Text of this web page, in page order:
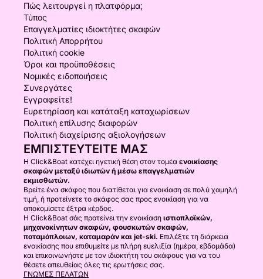
Πώς λειτουργεί η πλατφόρμα;
Τύπος
Επαγγελματίες ιδιοκτήτες σκαφών
Πολιτική Απορρήτου
Πολιτική cookie
Όροι και προϋποθέσεις
Νομικές ειδοποιήσεις
Συνεργάτες
Εγγραφείτε!
Ευρετηρίαση και κατάταξη καταχωρίσεων
Πολιτική επίλυσης διαφορών
Πολιτική διαχείρισης αξιολογήσεων
ΕΜΠΙΣΤΕΥΤΕΊΤΕ ΜΑΣ
Η Click&Boat κατέχει ηγετική θέση στον τομέα ενοικίασης
σκαφών μεταξύ ιδιωτών ή μέσω επαγγελματιών
εκμισθωτών.
Βρείτε ένα σκάφος που διατίθεται για ενοικίαση σε πολύ χαμηλή
τιμή, ή προτείνετε το σκάφος σας προς ενοικίαση για να
αποκομίσετε έξτρα κέρδος.
Η Click&Boat σάς προτείνει την ενοικίαση ιστιοπλοϊκών,
μηχανοκίνητων σκαφών, φουσκωτών σκαφών,
ποταμόπλοιων, καταμαράν και jet-ski. Επιλέξτε τη διάρκεια
ενοικίασης που επιθυμείτε με πλήρη ευελιξία (ημέρα, εβδομάδα)
και επικοινωνήστε με τον ιδιοκτήτη του σκάφους για να του
θέσετε απευθείας όλες τις ερωτήσεις σας.
ΓΝΏΜΕΣ ΠΕΛΑΤΏΝ